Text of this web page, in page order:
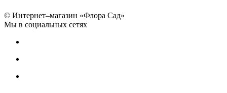
© Интернет–магазин «Флора Сад»
Мы в социальных сетях